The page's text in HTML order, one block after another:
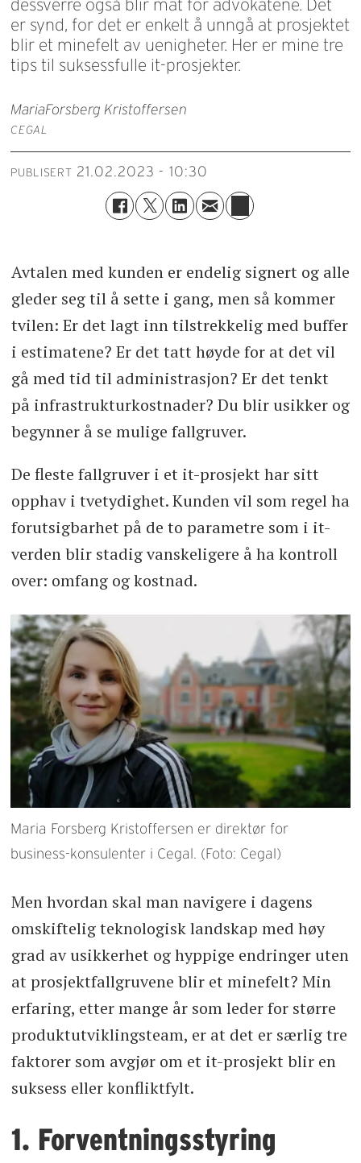
dessverre også blir mat for advokatene. Det
er synd, for det er enkelt å unngå at prosjektet
blir et minefelt av uenigheter. Her er mine tre
tips til suksessfulle it-prosjekter.
MariaForsberg Kristoffersen
CEGAL
PUBLISERT 21.02.2023 - 10:30
Avtalen med kunden er endelig signert og alle
gleder seg til å sette i gang, men så kommer
tvilen: Er det lagt inn tilstrekkelig med buffer
i estimatene? Er det tatt høyde for at det vil
gå med tid til administrasjon? Er det tenkt
på infrastrukturkostnader? Du blir usikker og
begynner å se mulige fallgruver.
De fleste fallgruver i et it-prosjekt har sitt
opphav i tvetydighet. Kunden vil som regel ha
forutsigbarhet på de to parametre som i it-
verden blir stadig vanskeligere å ha kontroll
over: omfang og kostnad.
Maria Forsberg Kristoffersen er direktør for
business-konsulenter i Cegal. (Foto: Cegal)
Men hvordan skal man navigere i dagens
omskiftelig teknologisk landskap med høy
grad av usikkerhet og hyppige endringer uten
at prosjektfallgruvene blir et minefelt? Min
erfaring, etter mange år som leder for større
produktutviklingsteam, er at det er særlig tre
faktorer som avgjør om et it-prosjekt blir en
suksess eller konfliktfylt.
1. Forventningsstyring